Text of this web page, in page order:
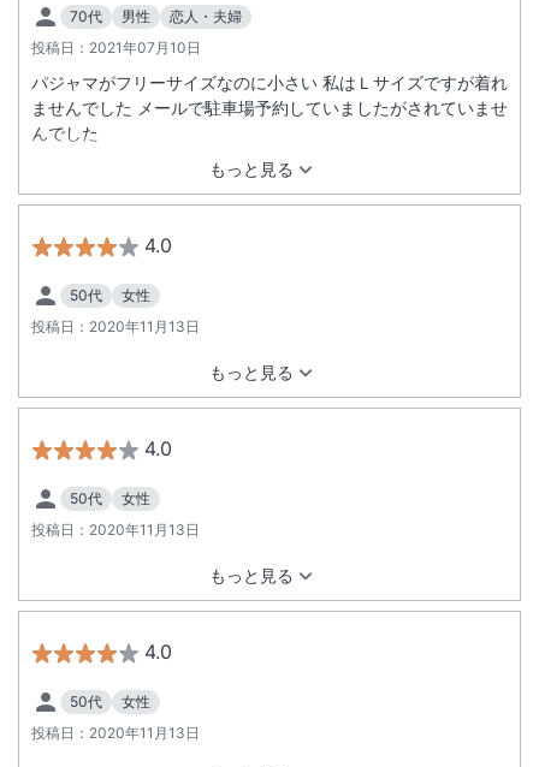
70代 男性
恋人・夫婦
投稿日： 2021年07月10日
もっと見る
パジャマがフリーサイズなのに小さい 私はＬサイズですが着れ
ませんでした メールで駐車場予約していましたがされていませ
んでした
4.0
50代
女性
投稿日： 2020年11月13日
もっと見る
4.0
50代
女性
投稿日： 2020年11月13日
もっと見る
4.0
50代
女性
投稿日： 2020年11月13日